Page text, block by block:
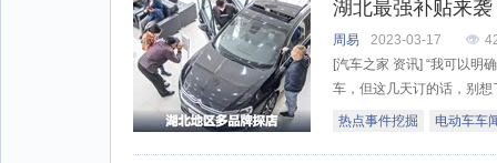
湖北最强补贴来
周易 2023-03-17
[汽车之家 资讯] “我可以明
车，但这几天订的话，别
热点事件挖掘 电动车车